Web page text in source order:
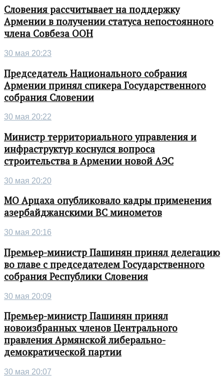
Словения рассчитывает на поддержку
Армении в получении статуса непостоянного
члена Совбеза ООН
30 мая 20:23
Председатель Национального собрания
Армении принял спикера Государственного
собрания Словении
30 мая 20:22
Министр территориального управления и
инфраструктур коснулся вопроса
строительства в Армении новой АЭС
30 мая 20:20
МО Арцаха опубликовало кадры применения
азербайджанскими ВС минометов
30 мая 20:16
Премьер-министр Пашинян принял делегацию
во главе с председателем Государственного
собрания Республики Словения
30 мая 20:09
Премьер-министр Пашинян принял
новоизбранных членов Центрального
правления Армянской либерально-
демократической партии
30 мая 20:07